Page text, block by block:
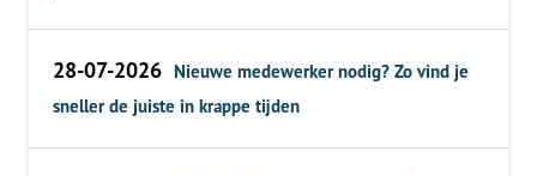
28-07-2026 Nieuwe medewerker nodig? Zo vind je
sneller de juiste in krappe tijden